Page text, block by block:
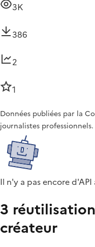
3K
386
2
1
Données publiées par la
journalistes professionnels.
Il n'y a pas encore d'API
3
créateur